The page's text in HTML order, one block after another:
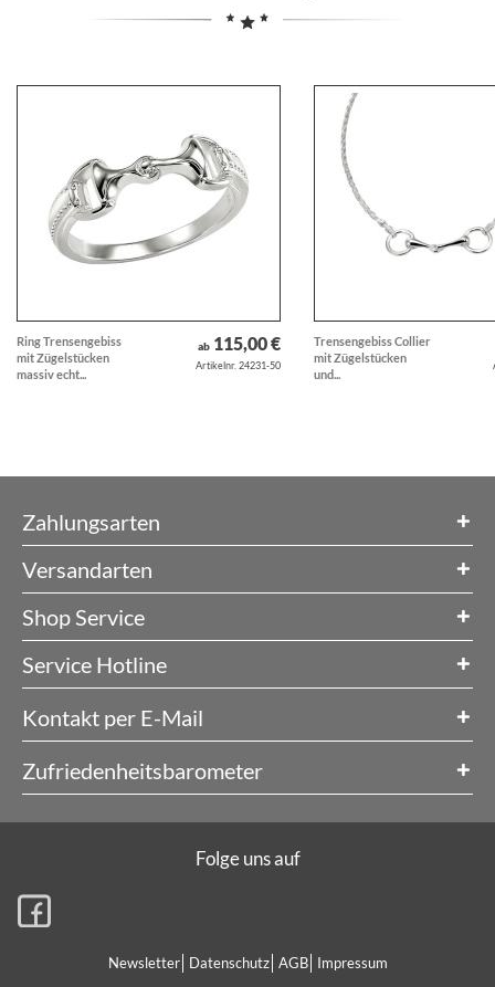
Ring Trensengebiss
mit Zügelstücken
massiv echt...
ab115,00 €
Artikelnr. 24231-50
Trensengebiss Collier
mit Zügelstücken
und...
Zahlungsarten
Versandarten
Shop Service
Service Hotline
Kontakt per E-Mail
Zufriedenheitsbarometer
Newsletter Datenschutz AGB Impressum
Folge uns auf